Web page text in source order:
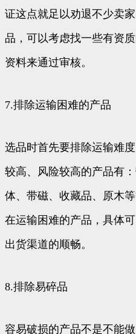
证这点就足以劝退不少卖
品，可以考虑找一些有资
资料来通过审核。
7.排除运输困难的产品
选品时首先要排除运输难
较高、风险较高的产品有
体、带磁、收藏品、原木
在运输困难的产品，具体
出货渠道的顺畅。
8.排除易碎品
容易破损的产品不是不能